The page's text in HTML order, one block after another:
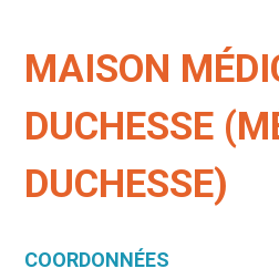
MAISON
DUCHESSE
DUCHESSE)
COORDONNÉES